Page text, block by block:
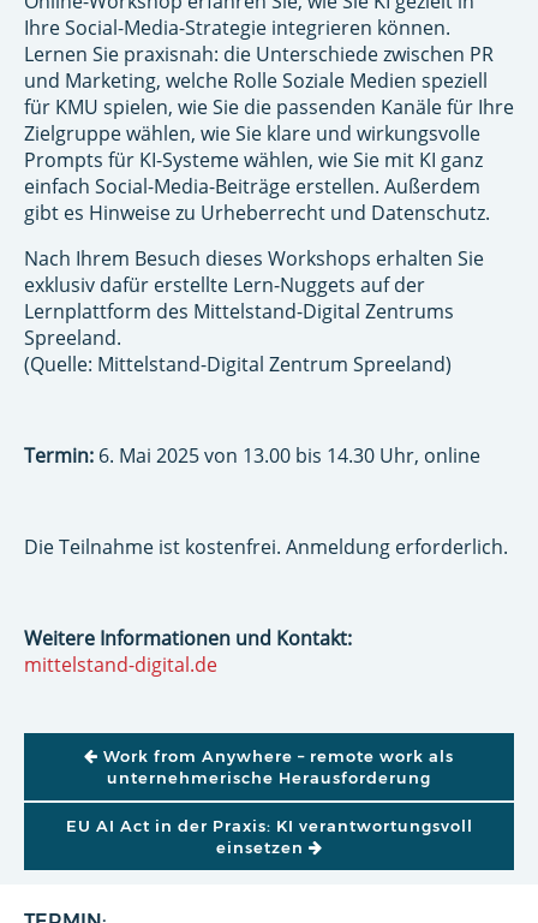
Ihre Social-Media-Strategie integrieren können.
Lernen Sie praxisnah: die Unterschiede zwischen PR
und Marketing, welche Rolle Soziale Medien speziell
für KMU spielen, wie Sie die passenden Kanäle für Ihre
Zielgruppe wählen, wie Sie klare und wirkungsvolle
Prompts für KI-Systeme wählen, wie Sie mit KI ganz
einfach Social-Media-Beiträge erstellen. Außerdem
gibt es Hinweise zu Urheberrecht und Datenschutz.
Nach Ihrem Besuch dieses Workshops erhalten Sie
exklusiv dafür erstellte Lern-Nuggets auf der
Lernplattform des Mittelstand-Digital Zentrums
Spreeland.
(Quelle: Mittelstand-Digital Zentrum Spreeland)
Termin: 6. Mai 2025 von 13.00 bis 14.30 Uhr, online
Die Teilnahme ist kostenfrei. Anmeldung erforderlich.
Weitere Informationen und Kontakt:
mittelstand-digital.de
BEITRAGSNAVIGATION
Work from Anywhere – remote work als
unternehmerische Herausforderung
EU AI Act in der Praxis: KI verantwortungsvoll
einsetzen